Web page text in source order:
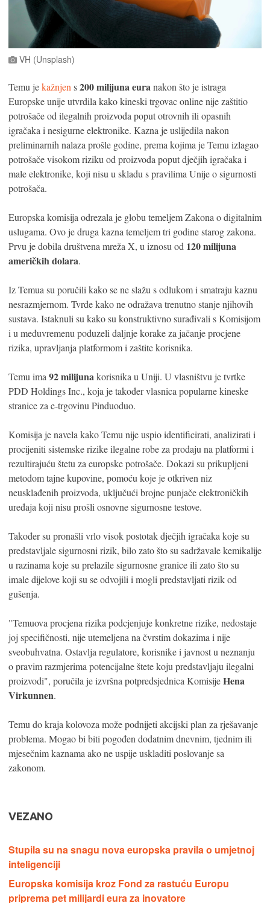
VH (Unsplash)
Temu jekažnjen s200 milijuna euranakon što je istraga
Europske unije utvrdila kako kineski trgovac online nije zaštitio
potrošače od ilegalnih proizvoda poput otrovnih ili opasnih
igračaka i nesigurne elektronike. Kazna je uslijedila nakon
preliminarnih nalaza prošle godine, prema kojima je Temu izlagao
potrošače visokom riziku od proizvoda poput dječjih igračaka i
male elektronike, koji nisu u skladu s pravilima Unije o sigurnosti
potrošača.
Europska komisija odrezala je globu temeljem Zakona o digitalnim
uslugama. Ovo je druga kazna temeljem tri godine starog zakona.
Prvu je dobila društvena mreža X, u iznosu od 120 milijuna
američkih dolara.
Iz Temua su poručili kako se ne slažu s odlukom i smatraju kaznu
nesrazmjernom. Tvrde kako ne odražava trenutno stanje njihovih
sustava. Istaknuli su kako su konstruktivno surađivali s Komisijom
i u međuvremenu poduzeli daljnje korake za jačanje procjene
rizika, upravljanja platformom i zaštite korisnika.
Temu ima 92 milijunakorisnika u Uniji. U vlasništvu je tvrtke
PDD Holdings Inc., koja je također vlasnica popularne kineske
stranice za e-trgovinu Pinduoduo.
Komisija je navela kako Temu nije uspio identificirati, analizirati i
procijeniti sistemske rizike ilegalne robe za prodaju na platformi i
rezultirajuću štetu za europske potrošače. Dokazi su prikupljeni
metodom tajne kupovine, pomoću koje je otkriven niz
neusklađenih proizvoda, uključući brojne punjače elektroničkih
uređaja koji nisu prošli osnovne sigurnosne testove.
Također su pronašli vrlo visok postotak dječjih igračaka koje su
predstavljale sigurnosni rizik, bilo zato što su sadržavale kemikalije
u razinama koje su prelazile sigurnosne granice ili zato što su
imale dijelove koji su se odvojili i mogli predstavljati rizik od
gušenja.
"Temuova procjena rizika podcjenjuje konkretne rizike, nedostaje
joj specifičnosti, nije utemeljena na čvrstim dokazima i nije
sveobuhvatna. Ostavlja regulatore, korisnike i javnost u neznanju
o pravim razmjerima potencijalne štete koju predstavljaju ilegalni
proizvodi", poručila je izvršna potpredsjednica KomisijeHena
Virkunnen.
Temu do kraja kolovoza može podnijeti akcijski plan za rješavanje
problema. Mogao bi biti pogođen dodatnim dnevnim, tjednim ili
mjesečnim kaznama ako ne uspije uskladiti poslovanje sa
zakonom.
VEZANO
Stupila su na snagu nova europska pravila o umjetnoj
inteligenciji
Europska komisija kroz Fond za rastuću Europu
priprema pet milijardi eura za inovatore